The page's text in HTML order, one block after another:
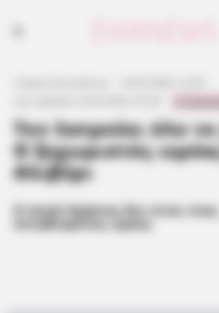
Τον λατρεύει όλο
Ο ξεχωριστός
Αλιβέρι
Ο παπά Χρήστος δεν είναι ένας